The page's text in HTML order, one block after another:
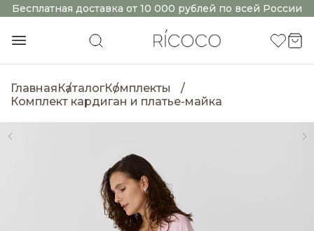
Бесплатная доставка от 10 000 рублей по всей России
ГлавнаяКаталогКомплекты
Комплект кардиган и платье-майка